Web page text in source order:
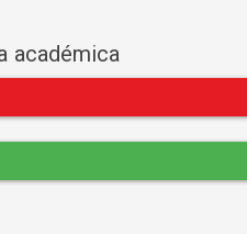
académica